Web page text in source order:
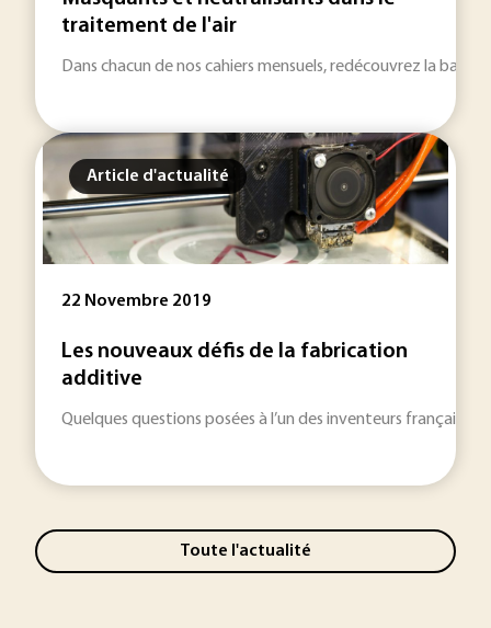
traitement de l'air
Dans chacun de nos cahiers mensuels, redécouvrez la base
Article d'actualité
22 Novembre 2019
Les nouveaux défis de la fabrication
additive
Quelques questions posées à l’un des inventeurs français
Toute l'actualité